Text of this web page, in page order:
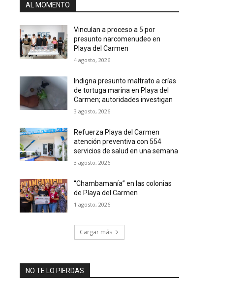
AL MOMENTO
Vinculan a proceso a 5 por
presunto narcomenudeo en
Playa del Carmen
4 agosto, 2026
Indigna presunto maltrato a crías
de tortuga marina en Playa del
Carmen; autoridades investigan
3 agosto, 2026
Refuerza Playa del Carmen
atención preventiva con 554
servicios de salud en una semana
3 agosto, 2026
“Chambamanía” en las colonias
de Playa del Carmen
1 agosto, 2026
Cargar más
NO TE LO PIERDAS